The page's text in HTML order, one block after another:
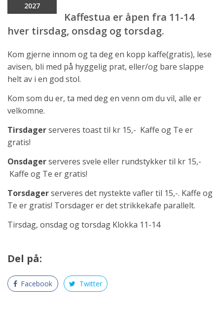
2027
Kaffestua er åpen fra 11-14
hver tirsdag, onsdag og torsdag.
Kom gjerne innom og ta deg en kopp kaffe(gratis), lese
avisen, bli med på hyggelig prat, eller/og bare slappe
helt av i en god stol.
Kom som du er, ta med deg en venn om du vil, alle er
velkomne.
Tirsdagerserveres toast til kr 15,- Kaffe og Te er
gratis!
Onsdagerserveres svele eller rundstykker til kr 15,-
Kaffe og Te er gratis!
Torsdagerserveres det nystekte vafler til 15,-. Kaffe og
Te er gratis! Torsdager er det strikkekafe parallelt.
Tirsdag, onsdag og torsdag Klokka 11-14
Del på:
Facebook Twitter